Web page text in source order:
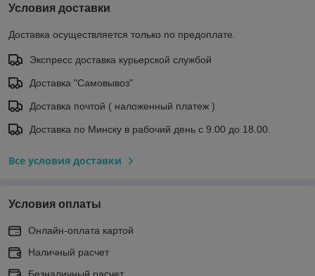
Условия доставки
Доставка осуществляется только по предоплате.
Экспресс доставка курьерской службой
Доставка "Самовывоз"
Доставка почтой ( наложенный платеж )
Доставка по Минску в рабочий день с 9.00 до 18.00.
Все условия доставки
Условия оплаты
Онлайн-оплата картой
Наличный расчет
Безналичный расчет.